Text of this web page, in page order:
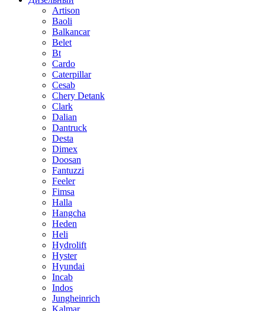
Artison
Baoli
Balkancar
Belet
Bt
Cardo
Caterpillar
Cesab
Chery Detank
Clark
Dalian
Dantruck
Desta
Dimex
Doosan
Fantuzzi
Feeler
Fimsa
Halla
Hangcha
Heden
Heli
Hydrolift
Hyster
Hyundai
Incab
Indos
Jungheinrich
Kalmar